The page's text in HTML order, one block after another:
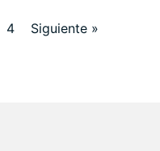
4 Siguiente »